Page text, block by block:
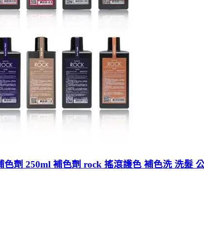
劑 250ml 補色劑 rock 搖滾護色 補色洗 洗髮